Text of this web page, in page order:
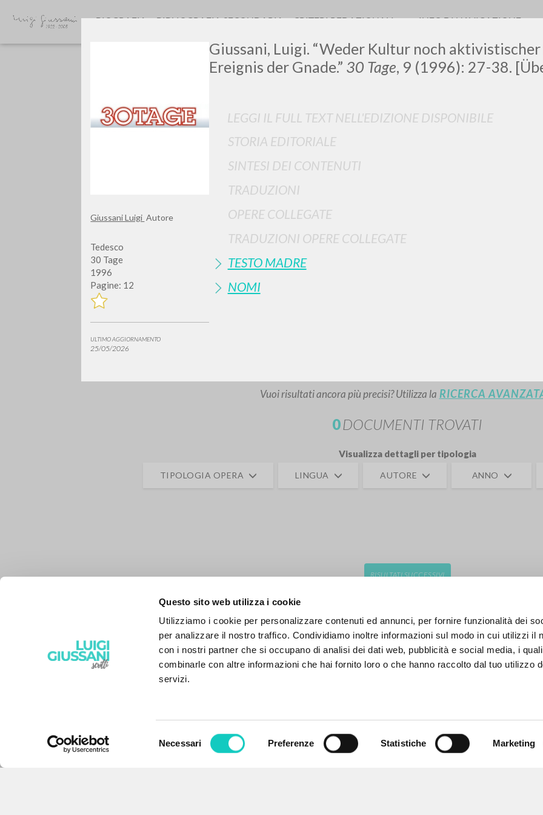
Questo sito web utilizza i cookie
Utilizziamo i cookie per personalizzare contenuti ed annunci, per fornire funzionalità dei
per analizzare il nostro traffico. Condividiamo inoltre informazioni sul modo in cui utilizzi il
con i nostri partner che si occupano di analisi dei dati web, pubblicità e social media, i
combinarle con altre informazioni che hai fornito loro o che hanno raccolto dal tuo utilizzo
servizi.
Necessari Preferenze Statistiche Marketing
Giussani Luigi Autore
Tedesco
30 Tage
1996
Pagine: 12
ULTIMO AGGIORNAMENTO
25/05/2026
Giussani, Luigi. “Weder Kultur noch
Ereignis der Gnade.” 30 Tage, 9 (1996): 27-38.
LEGGI IL FULL TEXT NELL'EDIZIONE DISPONIBILE
STORIA EDITORIALE
SINTESI DEI CONTENUTI
TRADUZIONI
OPERE COLLEGATE
TRADUZIONI OPERE COLLEGATE
TESTO MADRE
NOMI
LUIGI
GIUSSANI
BIOGRAFIA BIBLIOGRAFIA SECONDARIA CRITERI REDAZIONALI INFO DI NAVIGAZIONE
Vuoi risultati ancora più precisi? Utilizza la RICERCA
0DOCUMENTI TROVATI
Visualizza dettagli per tipologia
TIPOLOGIA OPERA LINGUA AUTORE ANNO
RISULTATI SUCCESSIVI
IL PROGETTO NAVIGA LINGUA